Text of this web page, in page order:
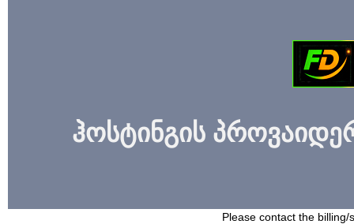
ჰოსტინგის
Please contact the